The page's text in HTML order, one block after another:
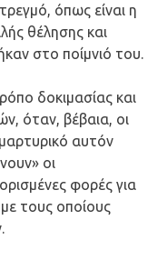
όπως είναι η
θέλησης και
στο ποίμνιό του.
δοκιμασίας και
όταν, βέβαια, οι
αυτόν
οι
φορές για
τους οποίους